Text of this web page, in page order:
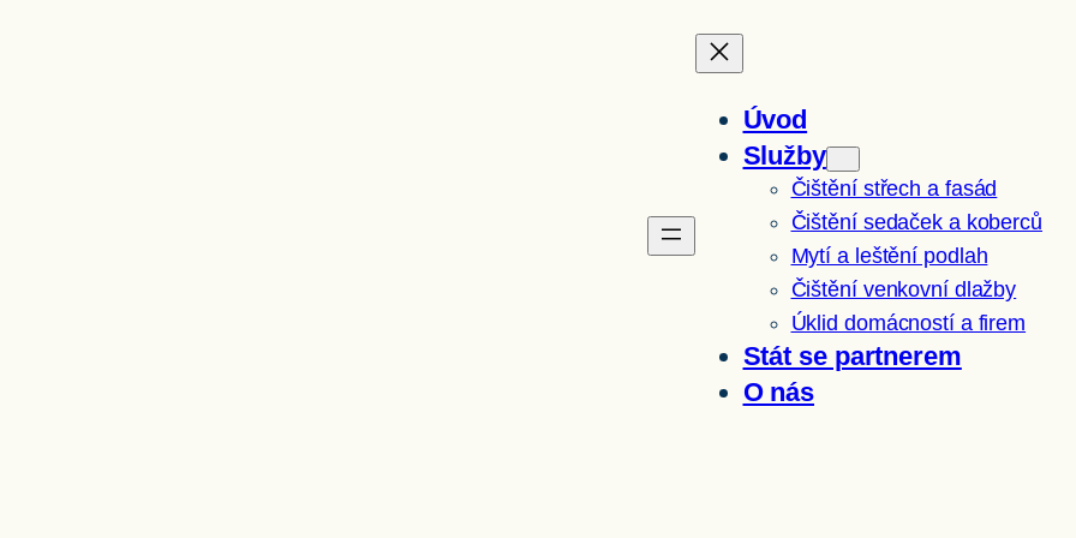
Úvod
Služby
Čištění střech a fasád
Čištění sedaček a koberců
Mytí a leštění podlah
Čištění venkovní dlažby
Úklid domácností a firem
Stát se partnerem
O nás